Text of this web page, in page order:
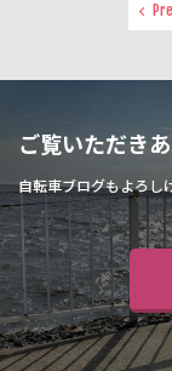
ご覧いただき
自転車ブログもよろし